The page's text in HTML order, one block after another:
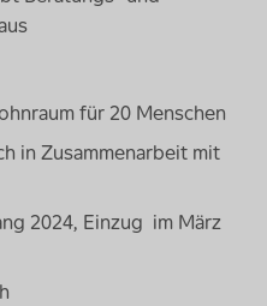
für 20 Menschen
in Zusammenarbeit mit
2024, Einzug im März